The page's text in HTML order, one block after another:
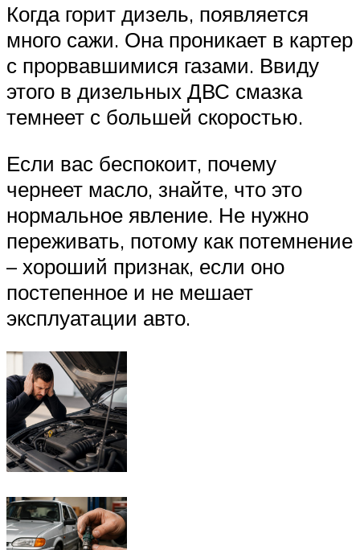
Когда горит дизель, появляется
много сажи. Она проникает в картер
с прорвавшимися газами. Ввиду
этого в дизельных ДВС смазка
темнеет с большей скоростью.
Если вас беспокоит, почему
чернеет масло, знайте, что это
нормальное явление. Не нужно
переживать, потому как потемнение
– хороший признак, если оно
постепенное и не мешает
эксплуатации авто.